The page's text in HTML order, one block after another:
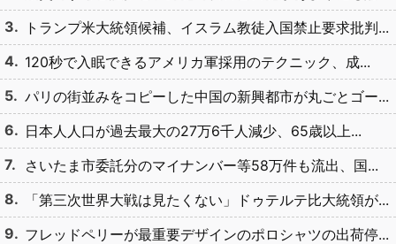
トランプ米大統領候補、イスラム教徒入国禁止要求批判...
120秒で入眠できるアメリカ軍採用のテクニック、成...
パリの街並みをコピーした中国の新興都市が丸ごとゴー...
日本人人口が過去最大の27万6千人減少、65歳以上...
さいたま市委託分のマイナンバー等58万件も流出、国...
「第三次世界大戦は見たくない」ドゥテルテ比大統領が...
フレッドペリーが最重要デザインのポロシャツの出荷停...